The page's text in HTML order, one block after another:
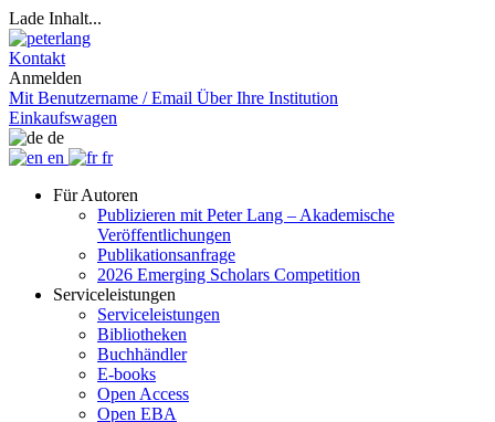
Lade Inhalt...
Kontakt
Anmelden
Mit Benutzername / Email Über Ihre Institution
Einkaufswagen
de
en
fr
Für Autoren
Publizieren mit Peter Lang – Akademische
Veröffentlichungen
Publikationsanfrage
2026 Emerging Scholars Competition
Serviceleistungen
Serviceleistungen
Bibliotheken
Buchhändler
E-books
Open Access
Open EBA